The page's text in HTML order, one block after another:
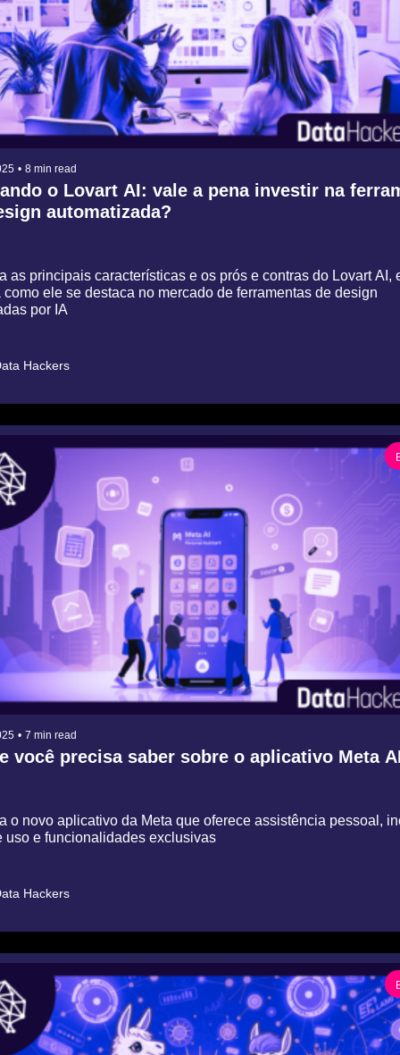
• 8 min read
o Lovart AI: vale a pena investir na
automatizada?
as principais características e os prós e contras do Lovart AI,
como ele se destaca no mercado de ferramentas de design
por IA
Hackers
• 7 min read
você precisa saber sobre o aplicativo Meta
o novo aplicativo da Meta que oferece assistência pessoal,
uso e funcionalidades exclusivas
Hackers